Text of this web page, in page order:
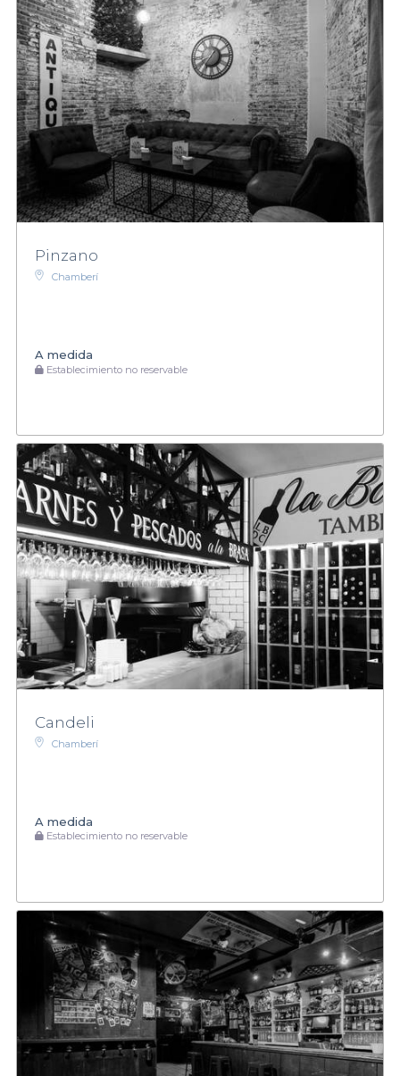
Pinzano
Chamberí
A medida
Establecimiento no reservable
Candeli
Chamberí
A medida
Establecimiento no reservable